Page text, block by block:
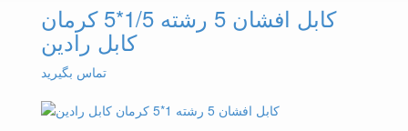
کابل افشان 5 رشته 1/5*5 کرمان
کابل رادین
تماس بگیرید